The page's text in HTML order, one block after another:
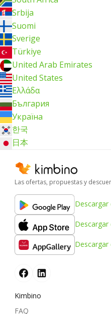
Srbija
Suomi
Sverige
Türkiye
United Arab Emirates
United States
Ελλάδα
България
Україна
한국
日本
Las ofertas, propuestas y
Descargar
Descargar
Descargar
Kimbino
FAQ